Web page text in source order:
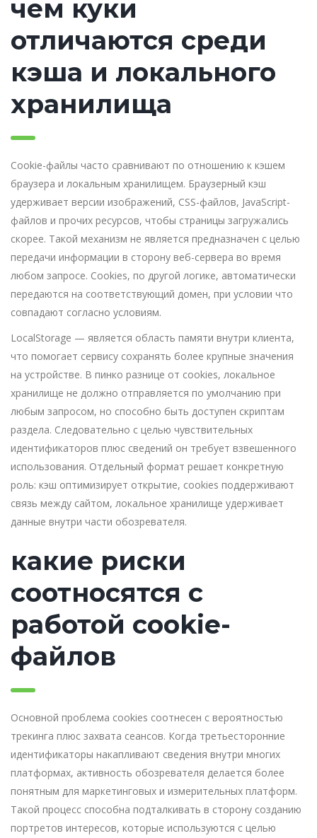
чем куки
отличаются среди
кэша и локального
хранилища
Cookie-файлы часто сравнивают по отношению к кэшем
браузера и локальным хранилищем. Браузерный кэш
удерживает версии изображений, CSS-файлов, JavaScript-
файлов и прочих ресурсов, чтобы страницы загружались
скорее. Такой механизм не является предназначен с целью
передачи информации в сторону веб-сервера во время
любом запросе. Cookies, по другой логике, автоматически
передаются на соответствующий домен, при условии что
совпадают согласно условиям.
LocalStorage — является область памяти внутри клиента,
что помогает сервису сохранять более крупные значения
на устройстве. В пинко разнице от cookies, локальное
хранилище не должно отправляется по умолчанию при
любым запросом, но способно быть доступен скриптам
раздела. Следовательно с целью чувствительных
идентификаторов плюс сведений он требует взвешенного
использования. Отдельный формат решает конкретную
роль: кэш оптимизирует открытие, cookies поддерживают
связь между сайтом, локальное хранилище удерживает
данные внутри части обозревателя.
какие риски
соотносятся с
работой cookie-
файлов
Основной проблема cookies соотнесен с вероятностью
трекинга плюс захвата сеансов. Когда третьесторонние
идентификаторы накапливают сведения внутри многих
платформах, активность обозревателя делается более
понятным для маркетинговых и измерительных платформ.
Такой процесс способна подталкивать в сторону созданию
портретов интересов, которые используются с целью